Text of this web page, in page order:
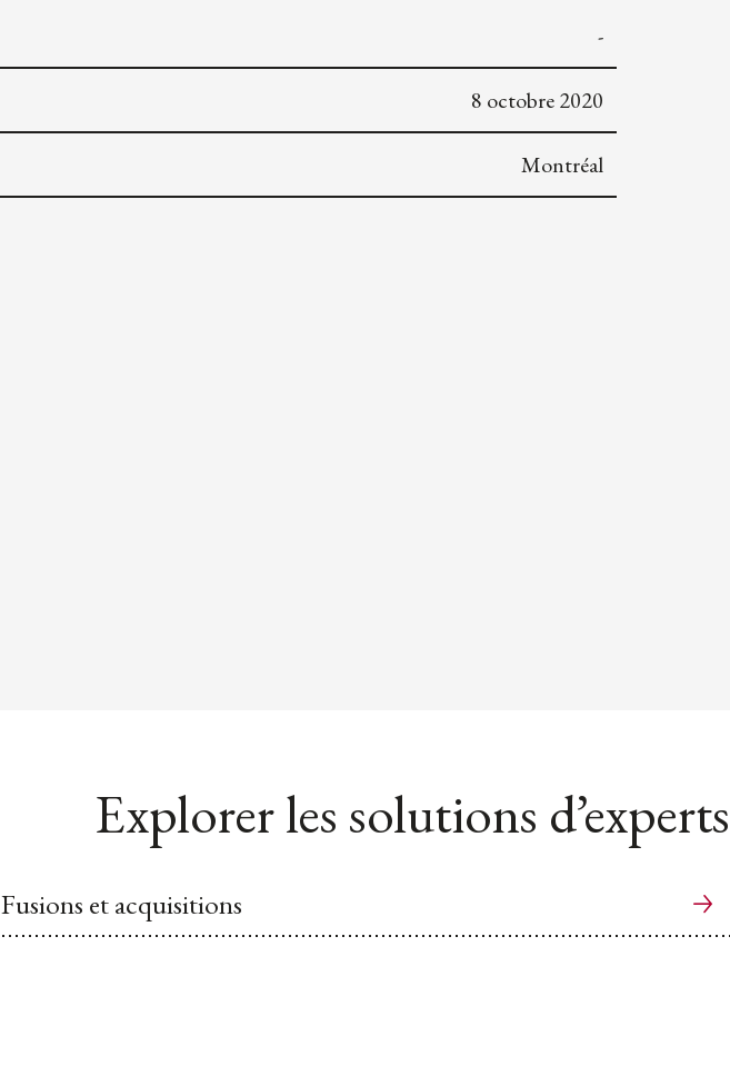
-
8 octobre 2020
Montréal
Explorer les solutions d’experts
Fusions et acquisitions